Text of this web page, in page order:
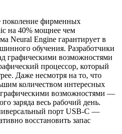
поколение фирменных
на 40% мощнее чем
Neural Engine гарантирует в
обучения. Разработчики
графическими возможностями
процессор, который
Даже несмотря на то, что
количеством интересных
возможностями —
заряда весь рабочий день.
порт USB-C —
восстановить запас